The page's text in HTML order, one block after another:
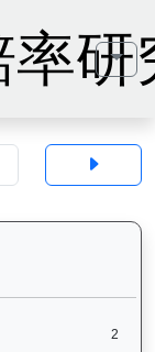
率研
2